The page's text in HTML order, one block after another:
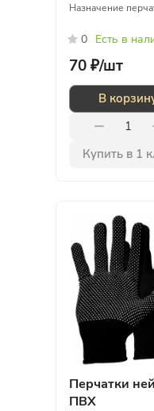
Назначение
0 Есть в
70 ₽/шт
В
Купить в 1
Перчатки
ПВХ